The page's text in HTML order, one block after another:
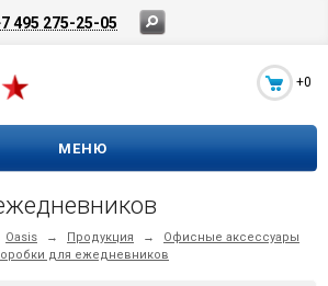
495 275-25-05
+0
МЕНЮ
Oasis → Продукция →
Офисные аксессуары
для ежедневников